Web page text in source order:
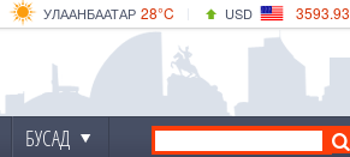
28°C
УЛААНБААТАР
33°C
ДАРХАН
29°C
ЭРДЭНЭТ
USD 3593.93
4149.01
БУСАД